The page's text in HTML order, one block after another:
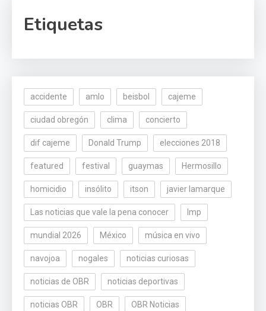
Etiquetas
accidente amlo beisbol cajeme
ciudad obregón clima concierto
dif cajeme Donald Trump elecciones 2018
featured festival guaymas Hermosillo
homicidio insólito itson javier lamarque
Las noticias que vale la pena conocer lmp
mundial 2026 México música en vivo
navojoa nogales noticias curiosas
noticias de OBR noticias deportivas
noticias OBR OBR OBR Noticias